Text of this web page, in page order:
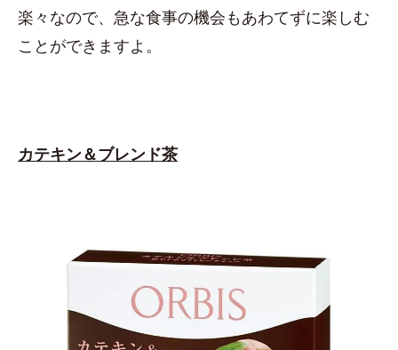
楽々なので、急な食事の機会もあわてずに楽しむ
ことができますよ。
カテキン＆ブレンド茶